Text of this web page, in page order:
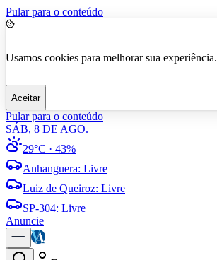
Pular para o conteúdo
Usamos cookies para melhorar sua experiência.
Aceitar
Pular para o conteúdo
SÁB, 8 DE AGO.
29°C · 43%
Anhanguera: Livre
Luiz de Queiroz: Livre
SP-304: Livre
Anuncie